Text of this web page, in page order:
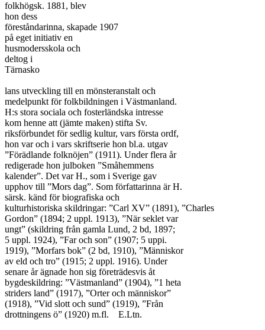
folkhögsk. 1881, blev
hon dess
föreståndarinna, skapade 1907
på eget initiativ en
husmodersskola och
deltog i
Tärnasko
lans utveckling till en mönsteranstalt och
medelpunkt för folkbildningen i Västmanland.
H:s stora sociala och fosterländska intresse
kom henne att (jämte maken) stifta Sv.
riksförbundet för sedlig kultur, vars första ordf,
hon var och i vars skriftserie hon bl.a. utgav
”Förädlande folknöjen” (1911). Under flera år
redigerade hon julboken ”Småhemmens
kalender”. Det var H., som i Sverige gav
upphov till ”Mors dag”. Som författarinna är H.
särsk. känd för biografiska och
kulturhistoriska skildringar: ”Carl XV” (1891), ”Charles
Gordon” (1894; 2 uppl. 1913), ”När seklet var
ungt” (skildring från gamla Lund, 2 bd, 1897;
5 uppl. 1924), ”Far och son” (1907; 5 uppi.
1919), ”Morfars bok” (2 bd, 1910), ”Människor
av eld och tro” (1915; 2 uppl. 1916). Under
senare år ägnade hon sig företrädesvis åt
bygdeskildring: ”Västmanland” (1904), ”1 heta
striders land” (1917), ”Orter och människor”
(1918), ”Vid slott och sund” (1919), ”Från
drottningens ö” (1920) m.fl.	E.Ltn.